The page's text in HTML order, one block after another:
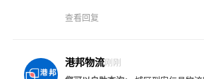
查看回复
港邦物流刚刚